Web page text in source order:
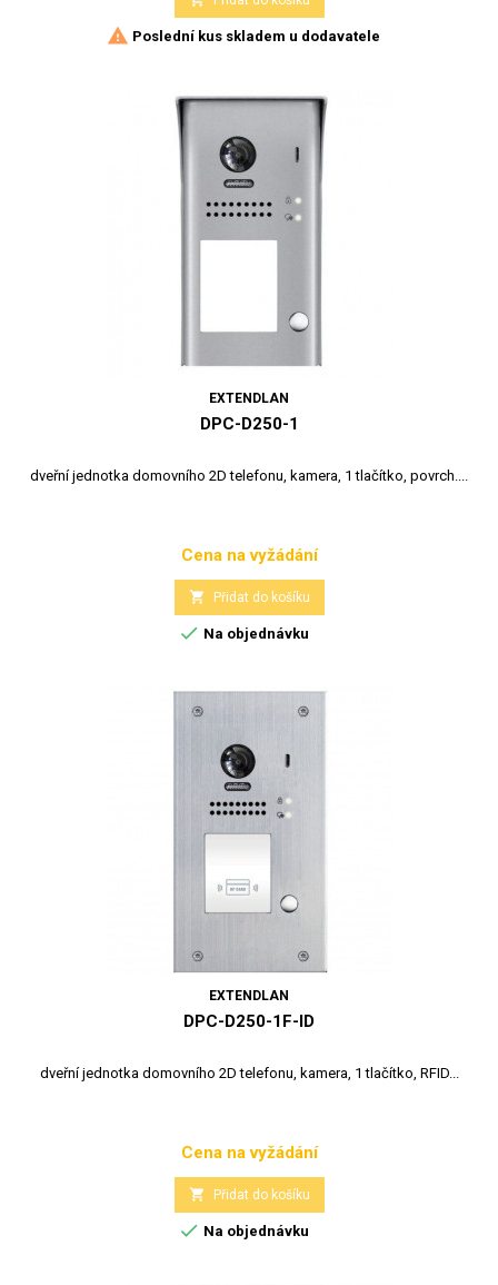
 Poslední kus skladem u dodavatele
EXTENDLAN
DPC-D250-1
dveřní jednotka domovního 2D telefonu, kamera, 1 tlačítko, povrch....
Cena
Cena na vyžádání
 Přidat do košíku
 Na objednávku
EXTENDLAN
DPC-D250-1F-ID
dveřní jednotka domovního 2D telefonu, kamera, 1 tlačítko, RFID...
Cena
Cena na vyžádání
 Přidat do košíku
 Na objednávku